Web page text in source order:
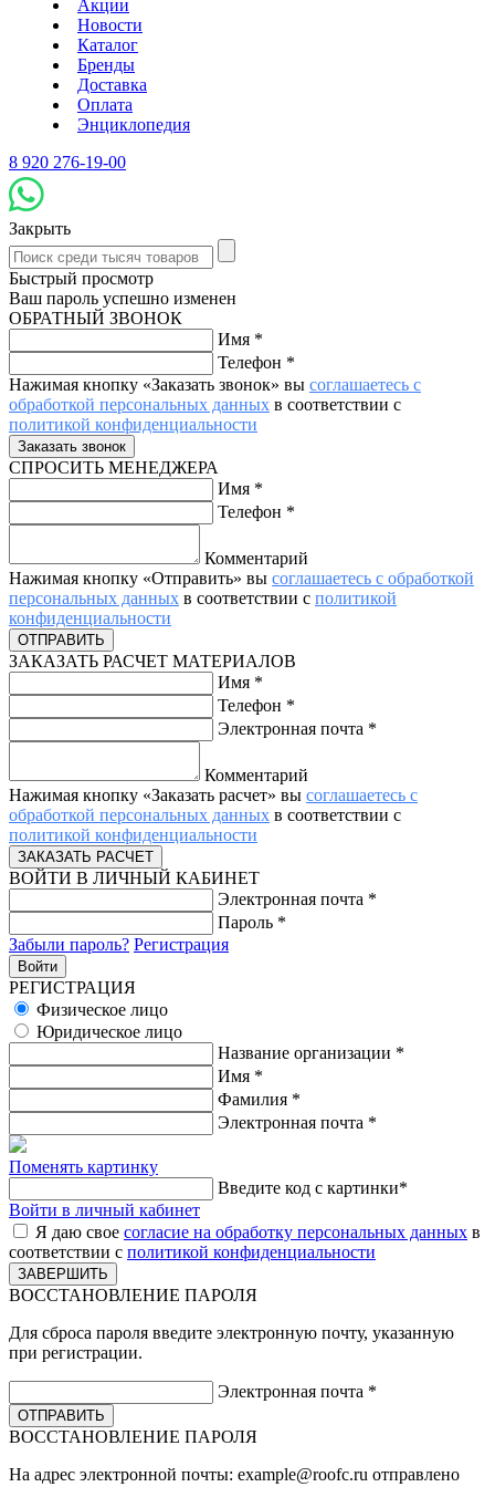
Акции
Новости
Каталог
Бренды
Доставка
Оплата
Энциклопедия
8 920 276-19-00
Закрыть
Быстрый просмотр
Ваш пароль успешно изменен
ОБРАТНЫЙ ЗВОНОК
Имя *
Телефон *
Нажимая кнопку «Заказать звонок» вы соглашаетесь с
обработкой персональных данных в соответствии с
политикой конфиденциальности
СПРОСИТЬ МЕНЕДЖЕРА
Имя *
Телефон *
Комментарий
Нажимая кнопку «Отправить» вы соглашаетесь с обработкой
персональных данных в соответствии с политикой
конфиденциальности
ЗАКАЗАТЬ РАСЧЕТ МАТЕРИАЛОВ
Имя *
Телефон *
Электронная почта *
Комментарий
Нажимая кнопку «Заказать расчет» вы соглашаетесь с
обработкой персональных данных в соответствии с
политикой конфиденциальности
ВОЙТИ В ЛИЧНЫЙ КАБИНЕТ
Электронная почта *
Пароль *
Забыли пароль? Регистрация
РЕГИСТРАЦИЯ
Физическое лицо
Юридическое лицо
Название организации *
Имя *
Фамилия *
Электронная почта *
Поменять картинку
Введите код с картинки*
Войти в личный кабинет
Я даю свое согласие на обработку персональных данных в
соответствии с политикой конфиденциальности
ВОССТАНОВЛЕНИЕ ПАРОЛЯ
Для сброса пароля введите электронную почту, указанную
при регистрации.
Электронная почта *
ВОССТАНОВЛЕНИЕ ПАРОЛЯ
На адрес электронной почты: example@roofc.ru отправлено